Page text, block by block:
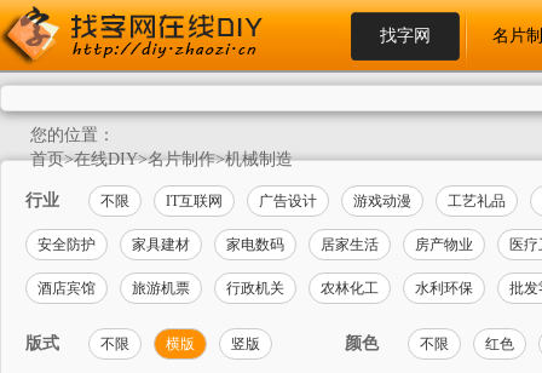
找字网 名片
您的位置：
首页>在线DIY>名片制作>机械制造
行业 不限 IT互联网 广告设计 游戏动漫 工艺礼品
安全防护 家具建材 家电数码 居家生活 房产物业 医
酒店宾馆 旅游机票 行政机关 农林化工 水利环保 批发
版式 不限 横版 竖版 颜色 不限 红色